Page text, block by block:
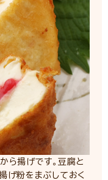
ら揚げです。豆腐と
げ粉をまぶしておく